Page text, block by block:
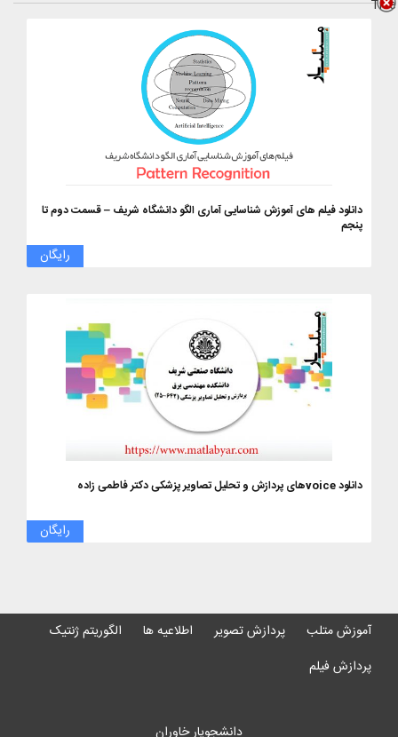
دانلود فیلم های آموزش شناسایی آماری الگو دانشگاه شریف – قسمت دوم تا
پنجم
رایگان
دانلود voiceهای پردازش و تحلیل تصاویر پزشکی دکتر فاطمی زاده
رایگان
Title
آموزش متلب پردازش تصویر اطلاعیه ها
الگوریتم ژنتیک
پردازش فیلم
دانشجویار خاوران